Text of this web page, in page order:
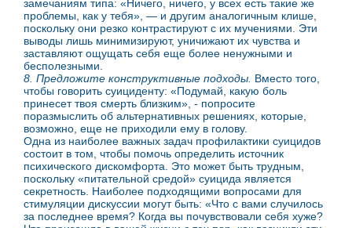
замечаниям типа: «Ничего, ничего, у всех есть такие же
проблемы, как у тебя», — и другим аналогичным клише,
поскольку они резко контрастируют с их мучениями. Эти
выводы лишь минимизируют, уничижают их чувства и
заставляют ощущать себя еще более ненужными и
бесполезными.
8. Предложите конструктивные подходы. Вместо того,
чтобы говорить суициденту: «Подумай, какую боль
принесет твоя смерть близким», - попросите
поразмыслить об альтернативных решениях, которые,
возможно, еще не приходили ему в голову.
Одна из наиболее важных задач профилактики суицидов
состоит в том, чтобы помочь определить источник
психического дискомфорта. Это может быть трудным,
поскольку «питательной средой» суицида является
секретность. Наиболее подходящими вопросами для
стимуляции дискуссии могут быть: «Что с вами случилось
за последнее время? Когда вы почувствовали себя хуже?